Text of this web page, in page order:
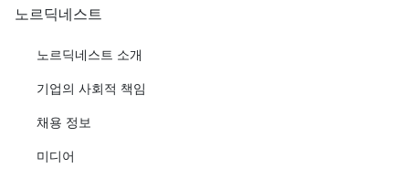
노르딕네스트
노르딕네스트 소개
기업의 사회적 책임
채용 정보
미디어